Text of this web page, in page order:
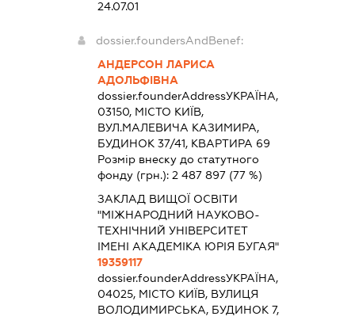
24.07.01
dossier.foundersAndBenef:
АНДЕРСОН ЛАРИСА
АДОЛЬФІВНА
dossier.founderAddressУКРАЇНА,
03150, МІСТО КИЇВ,
ВУЛ.МАЛЕВИЧА КАЗИМИРА,
БУДИНОК 37/41, КВАРТИРА 69
Розмір внеску до статутного
фонду (грн.): 2 487 897(77 %)
ЗАКЛАД ВИЩОЇ ОСВІТИ
"МІЖНАРОДНИЙ НАУКОВО-
ТЕХНІЧНИЙ УНІВЕРСИТЕТ
ІМЕНІ АКАДЕМІКА ЮРІЯ БУГАЯ"
19359117
dossier.founderAddressУКРАЇНА,
04025, МІСТО КИЇВ, ВУЛИЦЯ
ВОЛОДИМИРСЬКА, БУДИНОК 7,